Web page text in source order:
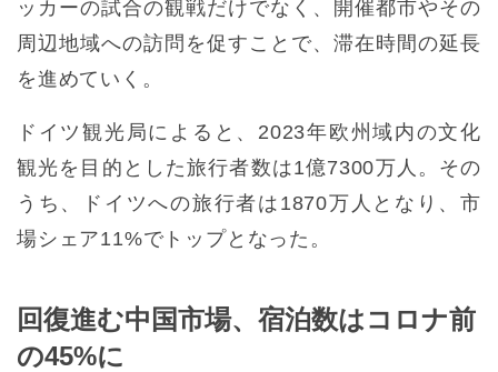
ッカーの試合の観戦だけでなく、開催都市やその
周辺地域への訪問を促すことで、滞在時間の延長
を進めていく。
ドイツ観光局によると、2023年欧州域内の文化
観光を目的とした旅行者数は1億7300万人。その
うち、ドイツへの旅行者は1870万人となり、市
場シェア11%でトップとなった。
回復進む中国市場、宿泊数はコロナ前
の45%に